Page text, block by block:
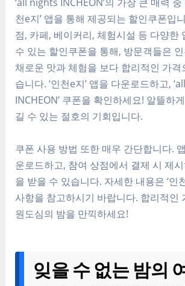
천e지’ 앱을 통해 제공되는 할인쿠폰입
점, 카페, 베이커리, 체험시설 등 다양한
수 있는 할인쿠폰을 통해, 방문객들은
채로운 맛과 체험을 보다 합리적인 가격
습니다. ‘인천e지’ 앱을 다운로드하고,
INCHEON’ 쿠폰을 확인하세요! 알뜰하
길 수 있는 절호의 기회입니다.
쿠폰 사용 방법 또한 매우 간단합니다.
운로드하고, 참여 상점에서 결제 시 제
을 받을 수 있습니다. 자세한 내용은 ‘인
사항을 참고하시기 바랍니다. 합리적인
원도심의 밤을 만끽하세요!
잊을 수 없는 밤의